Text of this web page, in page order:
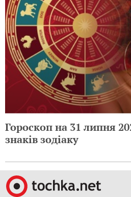
Гороскоп на 31 липня
знаків зодіаку